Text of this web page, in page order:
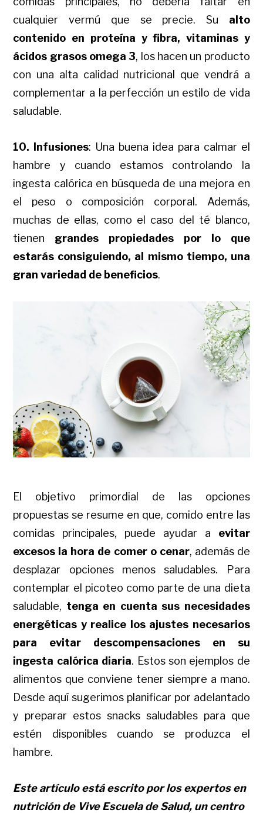
cualquier vermú que se precie. Su alto
contenido en proteína y fibra, vitaminas y
ácidos grasos omega 3, los hacen un producto
con una alta calidad nutricional que vendrá a
complementar a la perfección un estilo de vida
saludable.
10. Infusiones: Una buena idea para calmar el
hambre y cuando estamos controlando la
ingesta calórica en búsqueda de una mejora en
el peso o composición corporal. Además,
muchas de ellas, como el caso del té blanco,
tienen grandes propiedades por lo que
estarás consiguiendo, al mismo tiempo, una
gran variedad de beneficios.
El objetivo primordial de las opciones
propuestas se resume en que, comido entre las
comidas principales, puede ayudar a evitar
excesos la hora de comer o cenar, además de
desplazar opciones menos saludables. Para
contemplar el picoteo como parte de una dieta
saludable, tenga en cuenta sus necesidades
energéticas y realice los ajustes necesarios
para evitar descompensaciones en su
ingesta calórica diaria. Estos son ejemplos de
alimentos que conviene tener siempre a mano.
Desde aquí sugerimos planificar por adelantado
y preparar estos snacks saludables para que
estén disponibles cuando se produzca el
hambre.
Este artículo está escrito por los expertos en
nutrición de Vive Escuela de Salud, un centro